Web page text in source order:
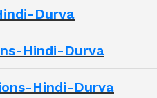
Durva
Hindi-Durva
Hindi-Durva